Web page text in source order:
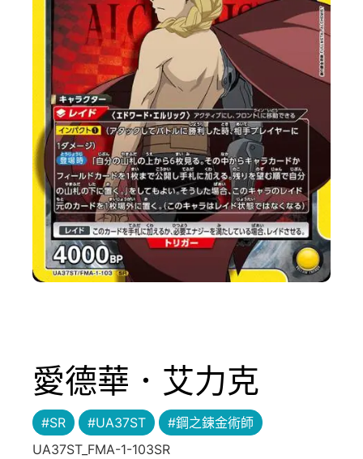
愛德華．艾力克
#SR #UA37ST
#鋼之鍊金術師
UA37ST_FMA-1-103SR